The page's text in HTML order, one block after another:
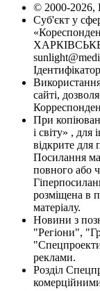
© 2000-2026,
Суб'єкт у
ХАРКІВСЬКЕ
сайті,
При
і світу» , для
відкрите для
Посилання
повного або
розміщена в
матеріалу.
Новини з
"Регіони",
реклами.
Розділ